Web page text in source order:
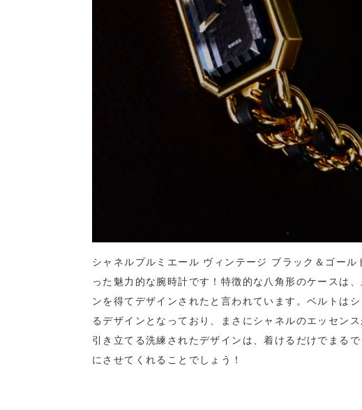
シャネルプルミエール ヴィンテージ ブラック＆ゴー
った魅力的な腕時計です！特徴的な八角形のケースは
ンを得てデザインされたと言われています。ベルトは
るデザインとなっており、まさにシャネルのエッセン
引き立てる洗練されたデザインは、着けるだけでまる
にさせてくれることでしょう！